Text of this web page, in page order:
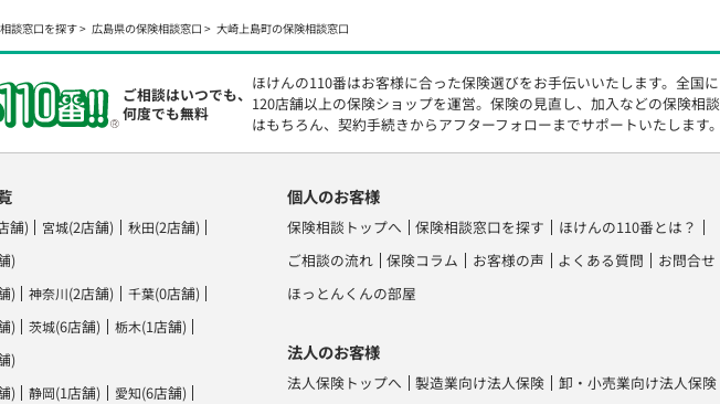
談窓口を探す 広島県の保険相談窓口 大崎上島町の保険相談窓口
ご相談はいつでも、
何度でも無料
ほけんの110番はお客様に合った保険選びをお手伝いいたします。全国に
120店舗以上の保険ショップを運営。保険の見直し、加入などの保険相談
はもちろん、契約手続きからアフターフォローまでサポートいたします。
舗) 宮城(2店舗) 秋田(2店舗)
)
) 神奈川(2店舗) 千葉(0店舗)
) 茨城(6店舗) 栃木(1店舗)
)
) 静岡(1店舗) 愛知(6店舗)
個人のお客様
保険相談トップへ 保険相談窓口を探す
ほけんの110番とは？
ご相談の流れ
保険コラム お客様の声 よくある質問
お問合せ
ほっとんくんの部屋
法人のお客様
法人保険トップへ 製造業向け法人保険
卸・小売業向け法人保険